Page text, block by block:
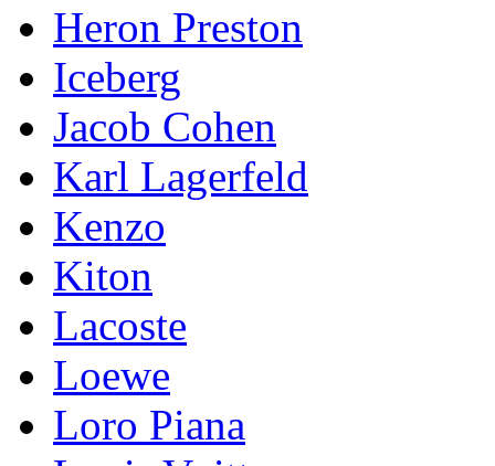
Heron Preston
Iceberg
Jacob Cohen
Karl Lagerfeld
Kenzo
Kiton
Lacoste
Loewe
Loro Piana